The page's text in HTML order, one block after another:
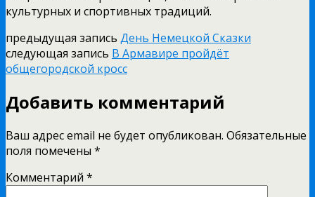
культурных и спортивных традиций.
предыдущая запись День Немецкой Сказки
следующая запись В Армавире пройдёт
общегородской кросс
Добавить комментарий
Ваш адрес email не будет опубликован. Обязательные
поля помечены *
Комментарий *